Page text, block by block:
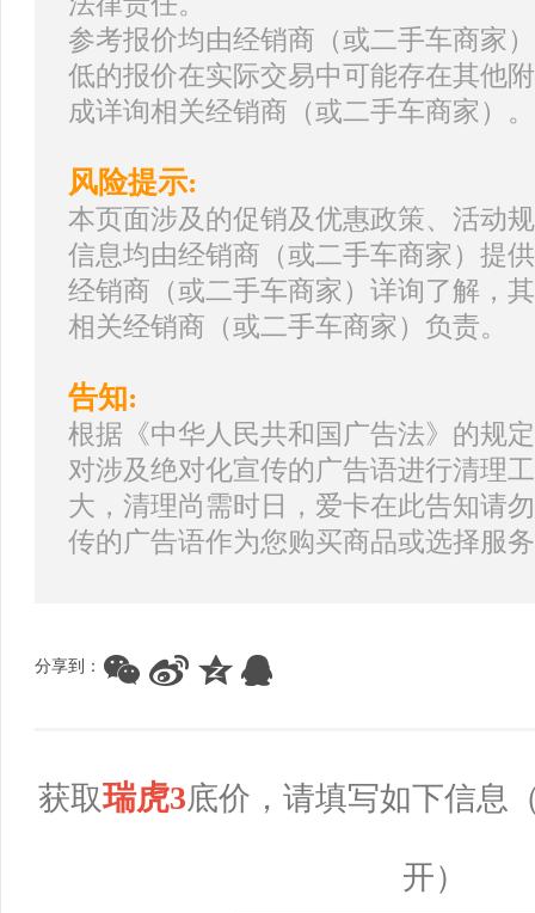
参考报价均由经销商（或二手车商家
低的报价在实际交易中可能存在其他
成详询相关经销商（或二手车商家）。
风险提示:
本页面涉及的促销及优惠政策、活动
信息均由经销商（或二手车商家）提
经销商（或二手车商家）详询了解，
相关经销商（或二手车商家）负责。
告知:
根据《中华人民共和国广告法》的规
对涉及绝对化宣传的广告语进行清理
大，清理尚需时日，爱卡在此告知请
传的广告语作为您购买商品或选择服
分享到：
获取瑞虎3底价，请填写如下信息
开）